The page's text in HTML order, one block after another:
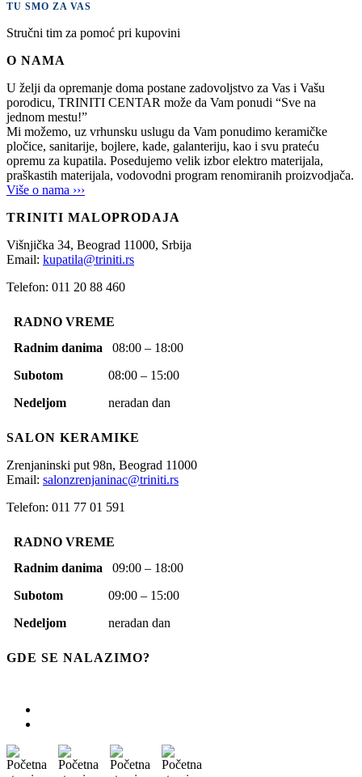
TU SMO ZA VAS
Stručni tim za pomoć pri kupovini
O NAMA
U želji da opremanje doma postane zadovoljstvo za Vas i Vašu
porodicu, TRINITI CENTAR može da Vam ponudi “Sve na
jednom mestu!”
Mi možemo, uz vrhunsku uslugu da Vam ponudimo keramičke
pločice, sanitarije, bojlere, kade, galanteriju, kao i svu prateću
opremu za kupatila. Posedujemo velik izbor elektro materijala,
praškastih materijala, vodovodni program renomiranih proizvodjača.
Više o nama ›››
TRINITI MALOPRODAJA
Višnjička 34, Beograd 11000, Srbija
Email: kupatila@triniti.rs
Telefon: 011 20 88 460
RADNO VREME
Radnim danima 08:00 – 18:00
Subotom 08:00 – 15:00
Nedeljom neradan dan
SALON KERAMIKE
Zrenjaninski put 98n, Beograd 11000
Email: salonzrenjaninac@triniti.rs
Telefon: 011 77 01 591
RADNO VREME
Radnim danima 09:00 – 18:00
Subotom 09:00 – 15:00
Nedeljom neradan dan
GDE SE NALAZIMO?